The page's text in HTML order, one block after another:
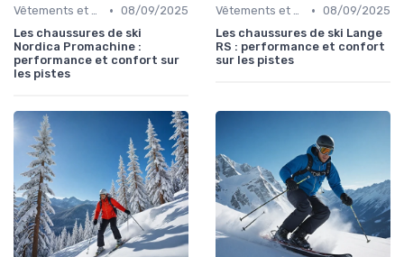
Vêtements et Chaussures de Sport • 08/09/2025
Les chaussures de ski
Nordica Promachine :
performance et confort sur
les pistes
Vêtements et Chaussures de Sport • 08/09/2025
Les chaussures de ski Lange
RS : performance et confort
sur les pistes